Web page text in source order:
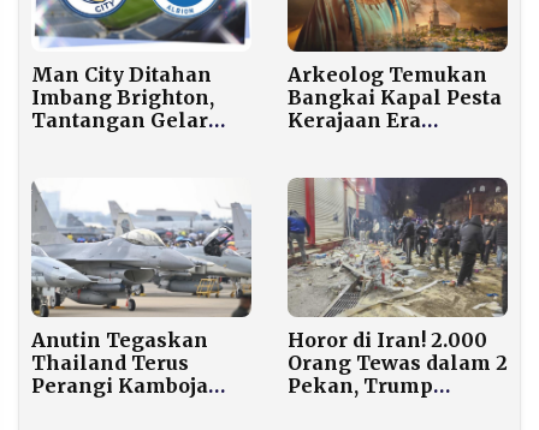
Man City Ditahan
Imbang Brighton,
Tantangan Gelar
Arkeolog Temukan
Bangkai Kapal Pesta
Kerajaan Era
Anutin Tegaskan
Thailand Terus
Perangi Kamboja
Horor di Iran! 2.000
Orang Tewas dalam 2
Pekan, Trump